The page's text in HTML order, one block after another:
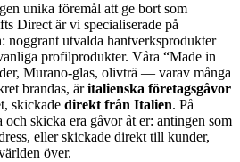
unika föremål att ge bort som
Direct är vi specialiserade på
: noggrant utvalda hantverksprodukter
profilprodukter. Våra “Made in
Murano-glas, olivträ — varav många
brandas, äritalienska företagsgåvor
skickade direkt från Italien. På
och skicka era gåvor åt er: antingen som
eller skickade direkt till kunder,
över.